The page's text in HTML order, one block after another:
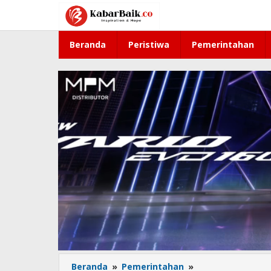
konten
Beranda Peristiwa Pemerintahan
Beranda » Pemerintahan »